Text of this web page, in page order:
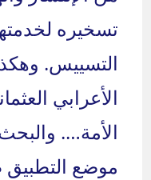
تسخيره
التسييس.
الأعرابي
الأمة….
موضع